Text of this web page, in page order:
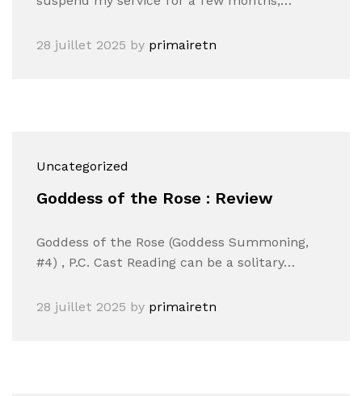
28 juillet 2025 by primairetn
Uncategorized
Goddess of the Rose : Review
Goddess of the Rose (Goddess Summoning,
#4) , P.C. Cast Reading can be a solitary…
28 juillet 2025 by primairetn